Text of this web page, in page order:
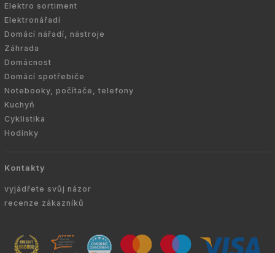
Elektro sortiment
Elektronářadí
Domácí nářadí, nástroje
Záhrada
Domácnost
Domácí spotřebiče
Notebooky, počítače, telefony
Kuchyň
Cyklistika
Hodinky
Kontakty
vyjádřete svůj názor
recenze zákazníků